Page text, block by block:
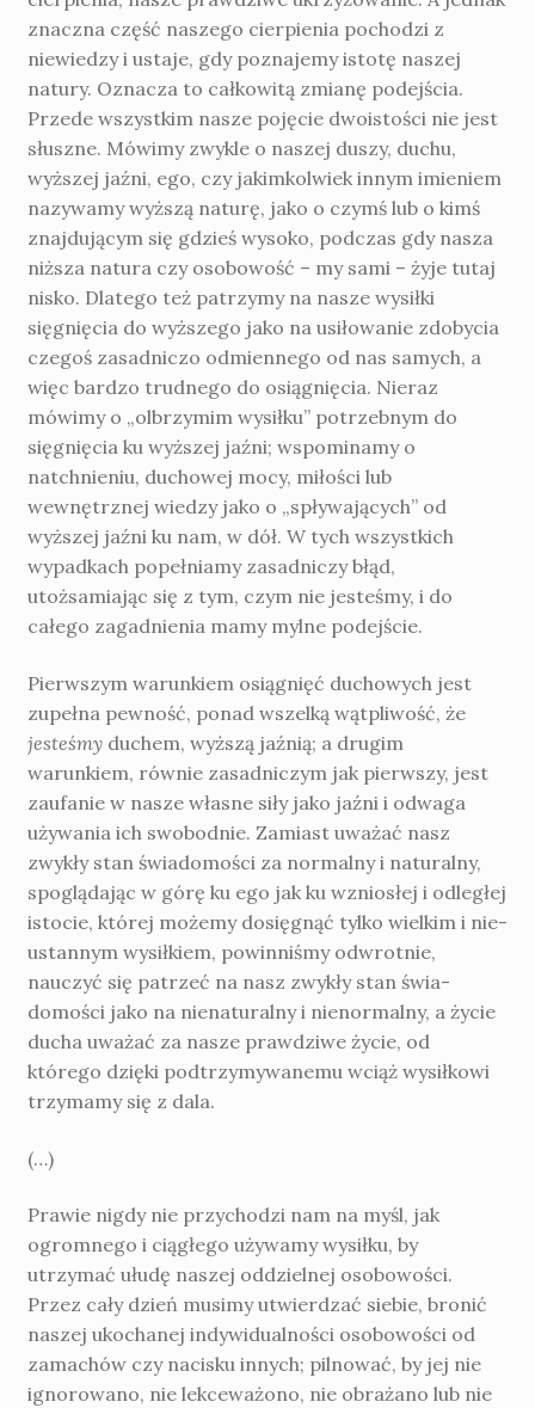
znaczna część nasze­go cierpienia pochodzi z
niewiedzy i usta­je, gdy poznajemy istotę naszej
natury. Ozna­cza to całkowitą zmianę podejścia.
Przede wszystkim nasze pojęcie dwoistości nie jest
słuszne. Mówimy zwykle o naszej duszy, duchu,
wyższej jaźni, ego, czy jakimkolwiek innym imieniem
nazywamy wyższą naturę, jako o czymś lub o kimś
znajdującym się gdzieś wy­soko, podczas gdy nasza
niższa natura czy osobowość – my sami – żyje tutaj
nisko. Dlatego też patrzymy na nasze wysiłki
sięgnięcia do wyższego jako na usiłowanie zdobycia
cze­goś zasadniczo odmiennego od nas samych, a
więc bardzo trudnego do osiągnięcia. Nieraz
mówimy o „olbrzymim wysiłku” potrzebnym do
sięgnięcia ku wyższej jaźni; wspo­minamy o
natchnieniu, duchowej mocy, miłości lub
wewnętrznej wiedzy jako o „spływają­cych” od
wyższej jaźni ku nam, w dół. W tych wszystkich
wypadkach popełniamy zasadniczy błąd,
utożsamiając się z tym, czym nie jesteśmy, i do
całego zagadnienia mamy mylne podejście.
Pierwszym warunkiem osiągnięć duchowych jest
zupełna pewność, ponad wszelką wątpliwość, że
jesteśmyduchem, wyższą jaź­nią; a drugim
warunkiem, równie zasadniczym jak pierwszy, jest
zaufanie w nasze własne siły jako jaźni i odwaga
używania ich swobodnie. Zamiast uważać nasz
zwykły stan świadomości za normalny i naturalny,
spoglądając w górę ku ego jak ku wzniosłej i odległej
istocie, której możemy dosięgnąć tylko wielkim i nie­
ustannym wysiłkiem, powinniśmy odwrotnie,
nauczyć się patrzeć na nasz zwykły stan świa­
domości jako na nienaturalny i nienormalny, a ży­cie
ducha uważać za nasze prawdziwe życie, od
którego dzięki podtrzymywanemu wciąż wysiłkowi
trzymamy się z dala.
(…)
Prawie nigdy nie przychodzi nam na myśl, jak
ogromnego i ciągłego używamy wysiłku, by
utrzymać ułudę naszej oddzielnej osobo­wości.
Przez cały dzień musimy utwierdzać siebie, bronić
naszej ukochanej indywidualności osobowości od
zamachów czy nacisku innych; pilnować, by jej nie
ignorowano, nie lekceważono, nie ob­rażano lub nie